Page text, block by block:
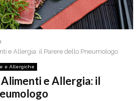
e Allergia: il Parere dello Pneumologo
e Allergiche
Alimenti e Allergia: il